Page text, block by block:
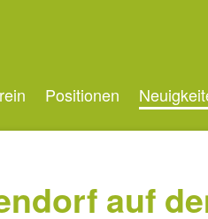
Positionen
auf